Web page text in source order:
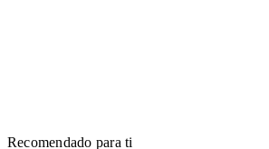
Recomendado para ti